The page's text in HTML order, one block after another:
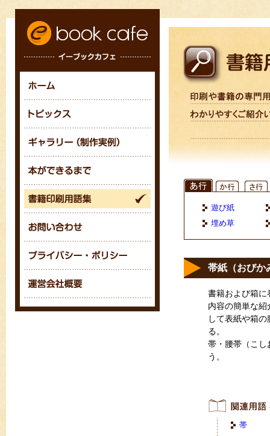
遊び紙
埋め草
帯紙（おびか
書籍および箱に
内容の簡単な
して表紙や箱
る。
帯・腰帯（こし
う。
帯